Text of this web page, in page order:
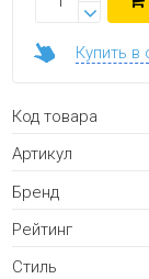
Купить в
Код товара
Артикул
Бренд
Рейтинг
Стиль